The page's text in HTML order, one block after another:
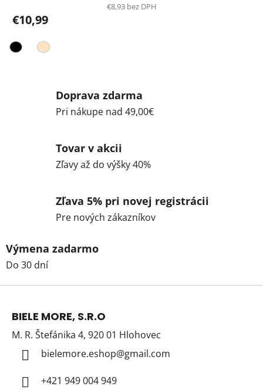
€8,93 bez DPH
€10,99
Doprava zdarma
Pri nákupe nad 49,00€
Tovar v akcii
Zľavy až do výšky 40%
Zľava 5% pri novej registrácii
Pre nových zákazníkov
Výmena zadarmo
Do 30 dní
Z
BIELE MORE, S.R.O
M. R. Štefánika 4, 920 01 Hlohovec
bielemore.eshop@gmail.com
+421 949 004 949